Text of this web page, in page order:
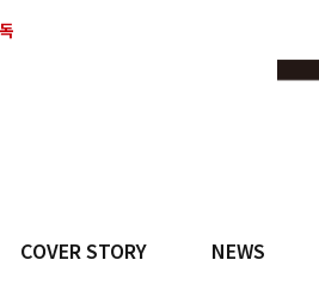
COVER STORY NEWS